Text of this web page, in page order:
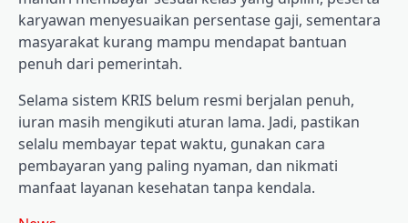
karyawan menyesuaikan persentase gaji, sementara
masyarakat kurang mampu mendapat bantuan
penuh dari pemerintah.
Selama sistem KRIS belum resmi berjalan penuh,
iuran masih mengikuti aturan lama. Jadi, pastikan
selalu membayar tepat waktu, gunakan cara
pembayaran yang paling nyaman, dan nikmati
manfaat layanan kesehatan tanpa kendala.